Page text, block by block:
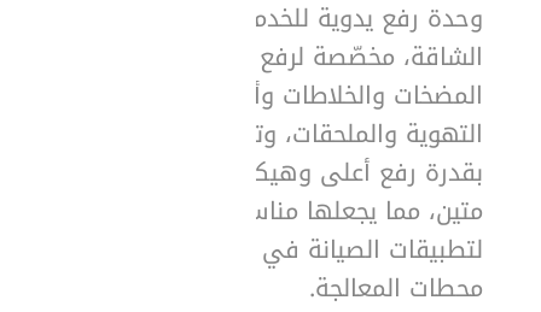
وحدة رفع يدوية للخدمة
الشاقة، مخصّصة لرفع
المضخات والخلاطات وأنظمة
التهوية والملحقات، وتتميّز
بقدرة رفع أعلى وهيكل
متين، مما يجعلها مناسبة
لتطبيقات الصيانة في
محطات المعالجة.